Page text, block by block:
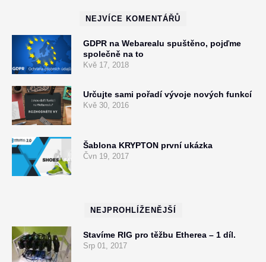
NEJVÍCE KOMENTÁŘŮ
GDPR na Webarealu spuštěno, pojďme
společně na to
Kvě 17, 2018
Určujte sami pořadí vývoje nových funkcí
Kvě 30, 2016
Šablona KRYPTON první ukázka
Čvn 19, 2017
NEJPROHLÍŽENĚJŠÍ
Stavíme RIG pro těžbu Etherea – 1 díl.
Srp 01, 2017